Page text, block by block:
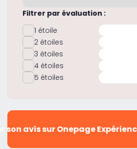
Filtrer par évaluation :
1 étoile
2 étoiles
3 étoiles
4 étoiles
5 étoiles
son avis sur Onepage